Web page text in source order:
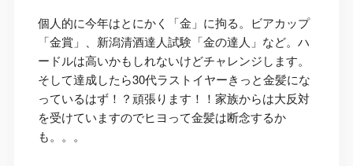
個人的に今年はとにかく「金」に拘る。ビアカップ
「金賞」、新潟清酒達人試験「金の達人」など。ハ
ードルは高いかもしれないけどチャレンジします。
そして達成したら30代ラストイヤーきっと金髪にな
っているはず！？頑張ります！！家族からは大反対
を受けていますのでヒヨって金髪は断念するか
も。。。